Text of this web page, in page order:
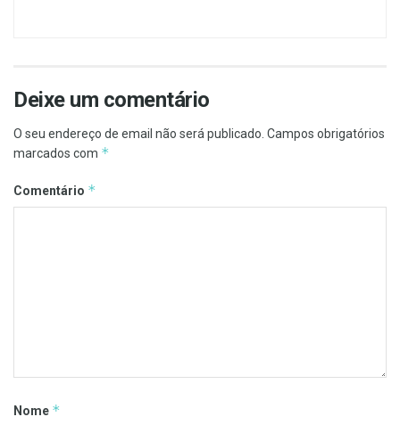
Deixe um comentário
O seu endereço de email não será publicado. Campos obrigatórios
marcados com *
Comentário *
Nome *